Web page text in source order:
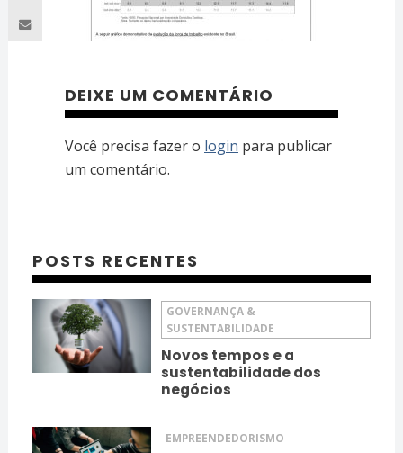
DEIXE UM COMENTÁRIO
Você precisa fazer o login para publicar
um comentário.
POSTS RECENTES
GOVERNANÇA &
SUSTENTABILIDADE
Novos tempos e a
sustentabilidade dos
negócios
EMPREENDEDORISMO